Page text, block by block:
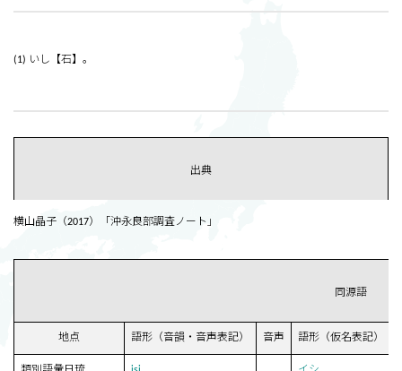
(1) いし【石】。
出典
横山晶子（2017）「沖永良部調査ノート」
同源語
地点 語形（音韻・音声表記） 音声 語形（仮名表記）